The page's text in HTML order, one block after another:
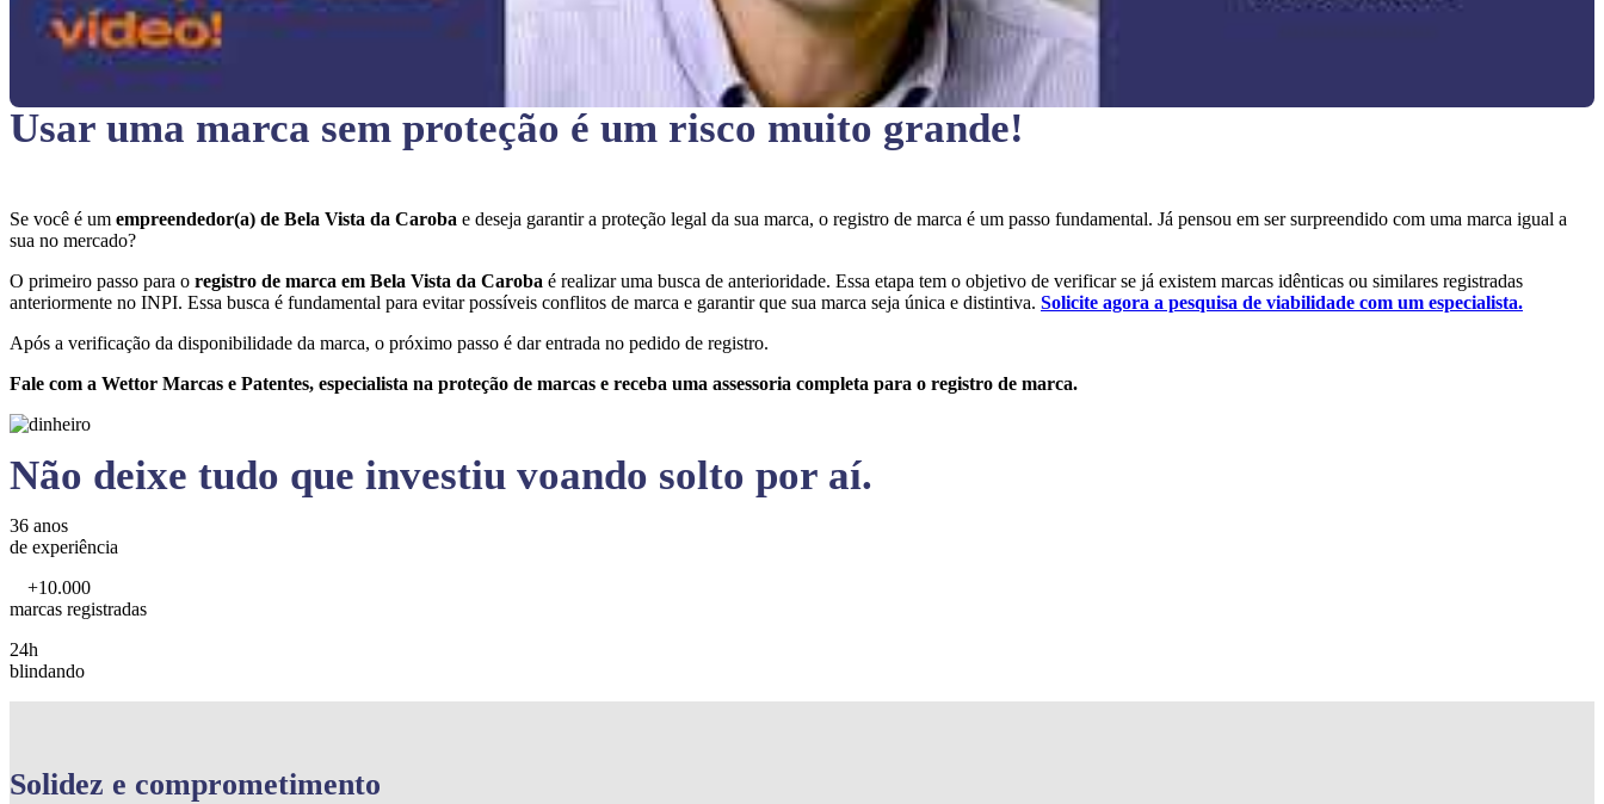
Usar uma marca sem proteção é um risco muito grande!
Se você é um empreendedor(a) de Bela Vista da Caroba e deseja garantir a proteção legal da sua marca, o registro de marca é um passo fundamental. Já pensou em ser surpreendido com uma marca igual a
sua no mercado?
O primeiro passo para o registro de marca em Bela Vista da Caroba é realizar uma busca de anterioridade. Essa etapa tem o objetivo de verificar se já existem marcas idênticas ou similares registradas
anteriormente no INPI. Essa busca é fundamental para evitar possíveis conflitos de marca e garantir que sua marca seja única e distintiva. Solicite agora a pesquisa de viabilidade com um especialista.
Após a verificação da disponibilidade da marca, o próximo passo é dar entrada no pedido de registro.
Fale com a Wettor Marcas e Patentes, especialista na proteção de marcas e receba uma assessoria completa para o registro de marca.
Não deixe tudo que investiu voando solto por aí.
36 anos
de experiência
+10.000
marcas registradas
24h
blindando
Solidez e comprometimento